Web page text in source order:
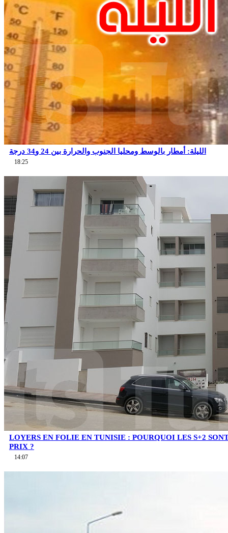
الليلة: أمطار بالوسط ومحليا الجنوب والحرارة بين 24 و34 درجة
18:25
LOYERS EN FOLIE EN TUNISIE : POURQUOI LES S+2
PRIX ?
14:07